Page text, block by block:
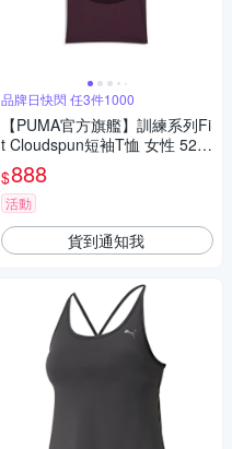
品牌日快閃 任3件1000
【PUMA官方旗艦】訓練系列Fi
t Cloudspun短袖T恤 女性 525
77644
$888
活動
貨到通知我